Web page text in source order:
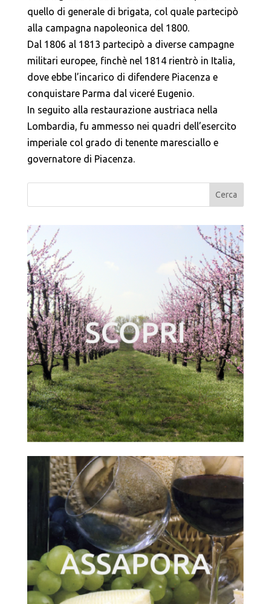
quello di generale di brigata, col quale partecipò
alla campagna napoleonica del 1800.
Dal 1806 al 1813 partecipò a diverse campagne
militari europee, finchè nel 1814 rientrò in Italia,
dove ebbe l’incarico di difendere Piacenza e
conquistare Parma dal viceré Eugenio.
In seguito alla restaurazione austriaca nella
Lombardia, fu ammesso nei quadri dell’esercito
imperiale col grado di tenente maresciallo e
governatore di Piacenza.